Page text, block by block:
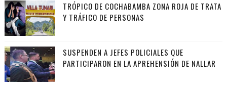
TRÓPICO DE COCHABAMBA ZONA ROJA DE TRATA
Y TRÁFICO DE PERSONAS
SUSPENDEN A JEFES POLICIALES QUE
PARTICIPARON EN LA APREHENSIÓN DE NALLAR